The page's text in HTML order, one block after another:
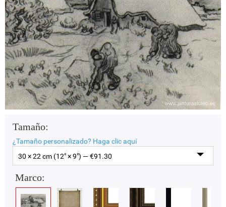
Tamaño:
¿Tamaño personalizado? Haga clic aquí
30 × 22 cm (12" × 9") — €91.30
Marco: